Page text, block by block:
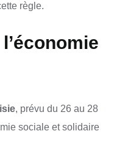
règle.
, prévu du 26 au 28
sociale et solidaire